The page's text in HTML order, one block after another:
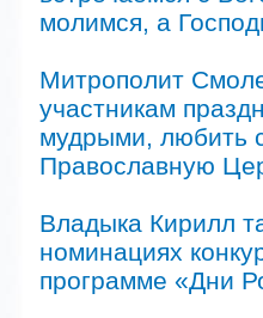
молимся, а
Митрополит
участникам
мудрыми, любить
Православную
Владыка Кирилл
номинациях
программе «Дни